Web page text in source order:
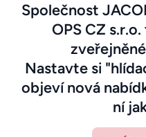
Společnost
OPS CZ
Nastavte si
objeví nová
ní